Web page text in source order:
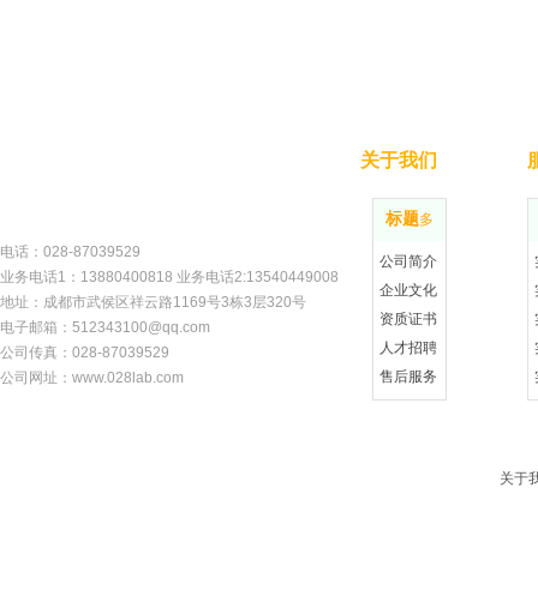
标题更多
公司简介
企业文化
资质证书
人才招聘
售后服务
电话：028-87039529
业务电话1：13880400818 业务电话2:13540449008
地址：成都市武侯区祥云路1169号3栋3层320号
电子邮箱：512343100@qq.com
公司传真：028-87039529
公司网址：www.028lab.com
关于我们
关于